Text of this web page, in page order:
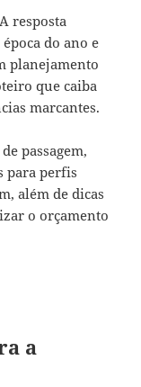
resposta
do ano e
planejamento
que caiba
marcantes.
passagem,
para perfis
além de dicas
o orçamento
a